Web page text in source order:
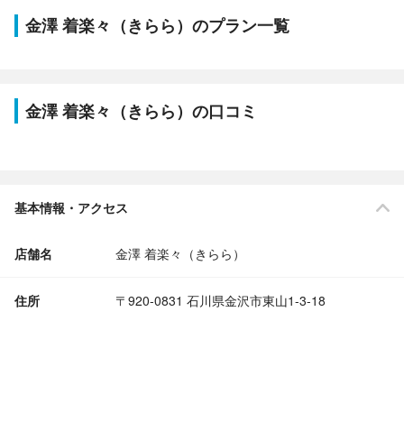
金澤 着楽々（きらら）のプラン一覧
金澤 着楽々（きらら）の口コミ
基本情報・アクセス
店舗名 金澤 着楽々（きらら）
住所 〒920-0831 石川県金沢市東山1-3-18